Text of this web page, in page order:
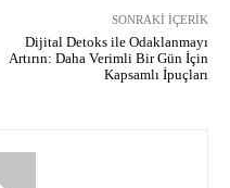
SONRAKI İÇERIK
Dijital Detoks ile Odaklanmayı
Artırın: Daha Verimli Bir Gün İçin
Kapsamlı İpuçları